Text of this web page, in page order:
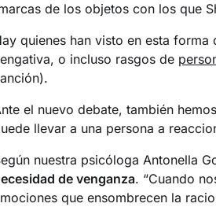
de los objetos con los que
quienes han visto en esta
o incluso rasgos de
el nuevo debate, también
llevar a una persona a
nuestra psicóloga Antonella
de venganza. “Cuando
que ensombrecen la